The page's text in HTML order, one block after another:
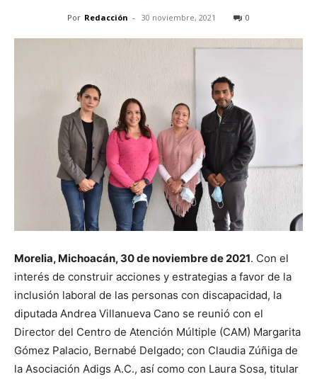
Por Redacción - 30 noviembre, 2021 0
Morelia, Michoacán, 30 de noviembre de 2021. Con el
interés de construir acciones y estrategias a favor de la
inclusión laboral de las personas con discapacidad, la
diputada Andrea Villanueva Cano se reunió con el
Director del Centro de Atención Múltiple (CAM) Margarita
Gómez Palacio, Bernabé Delgado; con Claudia Zúñiga de
la Asociación Adigs A.C., así como con Laura Sosa, titular